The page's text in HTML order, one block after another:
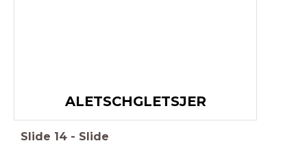
ALETSCHGLETSJER
Slide 14 - Slide